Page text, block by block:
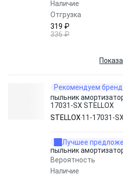
Наличие
Отгрузка
319 ₽
336 ₽
Рекомендуем бренд
пыльник
17031-SX STELLOX
STELLOX 11-17031-SX
Лучшее
пыльник
Вероятность
Наличие